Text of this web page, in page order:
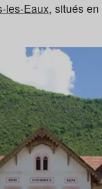
les-Eaux, situés